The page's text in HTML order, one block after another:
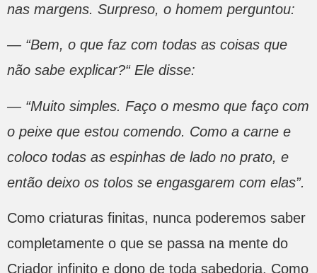
nas margens. Surpreso, o homem perguntou:
— “Bem, o que faz com todas as coisas que
não sabe explicar?“ Ele disse:
— “Muito simples. Faço o mesmo que faço com
o peixe que estou comendo. Como a carne e
coloco todas as espinhas de lado no prato, e
então deixo os tolos se engasgarem com elas”.
Como criaturas finitas, nunca poderemos saber
completamente o que se passa na mente do
Criador infinito e dono de toda sabedoria. Como